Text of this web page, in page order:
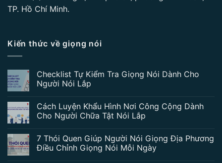
TP. Hồ Chí Minh.
Kiến thức về giọng nói
Checklist Tự Kiểm Tra Giọng Nói Dành Cho
Người Nói Lắp
Cách Luyện Khẩu Hình Nơi Công Cộng Dành
Cho Người Chữa Tật Nói Lắp
7 Thói Quen Giúp Người Nói Giọng Địa Phương
Điều Chỉnh Giọng Nói Mỗi Ngày